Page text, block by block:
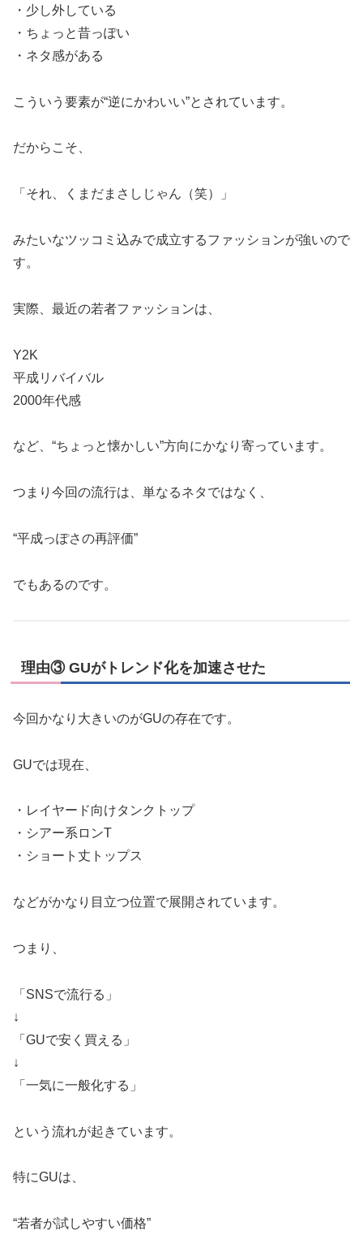
・少し外している
・ちょっと昔っぽい
・ネタ感がある
こういう要素が“逆にかわいい”とされています。
だからこそ、
「それ、くまだまさしじゃん（笑）」
みたいなツッコミ込みで成立するファッションが強いので
す。
実際、最近の若者ファッションは、
Y2K
平成リバイバル
2000年代感
など、“ちょっと懐かしい”方向にかなり寄っています。
つまり今回の流行は、単なるネタではなく、
“平成っぽさの再評価”
でもあるのです。
理由③ GUがトレンド化を加速させた
今回かなり大きいのがGUの存在です。
GUでは現在、
・レイヤード向けタンクトップ
・シアー系ロンT
・ショート丈トップス
などがかなり目立つ位置で展開されています。
つまり、
「SNSで流行る」
↓
「GUで安く買える」
↓
「一気に一般化する」
という流れが起きています。
特にGUは、
“若者が試しやすい価格”